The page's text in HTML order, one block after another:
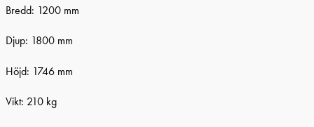
Bredd: 1200 mm
Djup: 1800 mm
Höjd: 1746 mm
Vikt: 210 kg